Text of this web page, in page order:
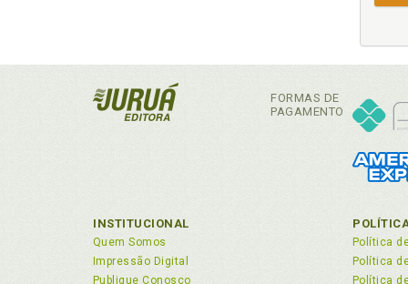
FORMAS DE
PAGAMENTO
INSTITUCIONAL
Quem Somos
Impressão Digital
Publique Conosco
Política
Política
Política